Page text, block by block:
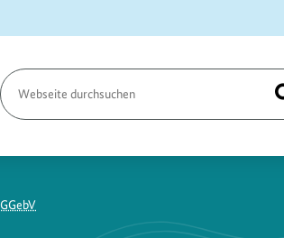
Seite
durchsuchen